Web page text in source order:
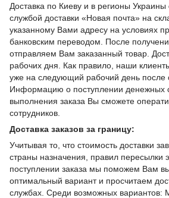
Доставка по Киеву и в регионы Украины
службой доставки «Новая почта» на
указанному Вами адресу на условиях
банковским переводом. После
отправляем Вам заказанный товар.
рабочих дня. Как правило, наши
уже на следующий рабочий день после
Информацию о поступлении денежных
выполнения заказа Вы сможете
сотрудников.
Доставка заказов за границу:
Учитывая то, что стоимость доставки
страны назначения, правил пересылки
поступлении заказа мы поможем Вам
оптимальный вариант и просчитаем
службах. Среди возможных вариантов: